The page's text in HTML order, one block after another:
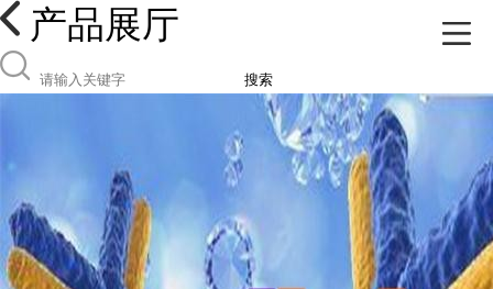
产品展厅
搜索